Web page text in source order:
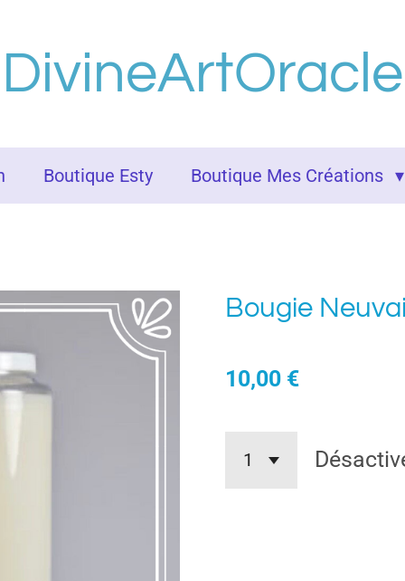
DivineArtOracle
Boutique Esty Boutique Mes Créations
Bougie
10,00 €